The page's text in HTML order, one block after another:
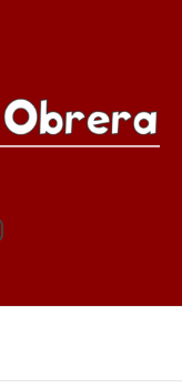
Instagram